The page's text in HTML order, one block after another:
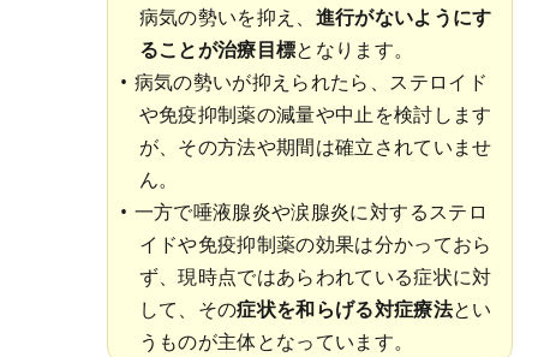
病気の勢いを抑え、 進行がないようにす
ることが治療目標となります。
病気の勢いが抑えられたら、ステロイド
や免疫抑制薬の減量や中止を検討します
が、その方法や期間は確立されていませ
ん。
一方で唾液腺炎や涙腺炎に対するステロ
イドや免疫抑制薬の効果は分かっておら
ず、現時点ではあらわれている症状に対
して、その症状を和らげる対症療法とい
うものが主体となっています。